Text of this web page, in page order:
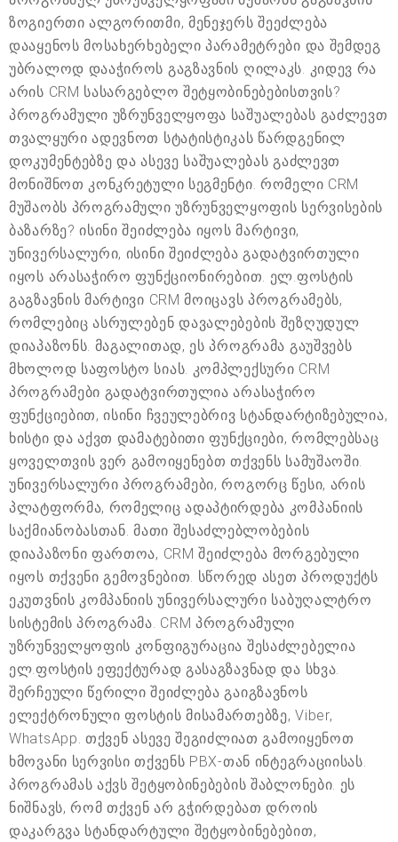
ზოგიერთი ალგორითმი, მენეჯერს შეეძლება
დააყენოს მოსახერხებელი პარამეტრები და შემდეგ
უბრალოდ დააჭიროს გაგზავნის ღილაკს. კიდევ რა
არის CRM სასარგებლო შეტყობინებებისთვის?
პროგრამული უზრუნველყოფა საშუალებას გაძლევთ
თვალყური ადევნოთ სტატისტიკას წარდგენილ
დოკუმენტებზე და ასევე საშუალებას გაძლევთ
მონიშნოთ კონკრეტული სეგმენტი. რომელი CRM
მუშაობს პროგრამული უზრუნველყოფის სერვისების
ბაზარზე? ისინი შეიძლება იყოს მარტივი,
უნივერსალური, ისინი შეიძლება გადატვირთული
იყოს არასაჭირო ფუნქციონირებით. ელ.ფოსტის
გაგზავნის მარტივი CRM მოიცავს პროგრამებს,
რომლებიც ასრულებენ დავალებების შეზღუდულ
დიაპაზონს. მაგალითად, ეს პროგრამა გაუშვებს
მხოლოდ საფოსტო სიას. კომპლექსური CRM
პროგრამები გადატვირთულია არასაჭირო
ფუნქციებით, ისინი ჩვეულებრივ სტანდარტიზებულია,
ხისტი და აქვთ დამატებითი ფუნქციები, რომლებსაც
ყოველთვის ვერ გამოიყენებთ თქვენს სამუშაოში.
უნივერსალური პროგრამები, როგორც წესი, არის
პლატფორმა, რომელიც ადაპტირდება კომპანიის
საქმიანობასთან. მათი შესაძლებლობების
დიაპაზონი ფართოა, CRM შეიძლება მორგებული
იყოს თქვენი გემოვნებით. სწორედ ასეთ პროდუქტს
ეკუთვნის კომპანიის უნივერსალური საბუღალტრო
სისტემის პროგრამა. CRM პროგრამული
უზრუნველყოფის კონფიგურაცია შესაძლებელია
ელ.ფოსტის ეფექტურად გასაგზავნად და სხვა.
შერჩეული წერილი შეიძლება გაიგზავნოს
ელექტრონული ფოსტის მისამართებზე, Viber,
WhatsApp. თქვენ ასევე შეგიძლიათ გამოიყენოთ
ხმოვანი სერვისი თქვენს PBX-თან ინტეგრაციისას.
პროგრამას აქვს შეტყობინებების შაბლონები. ეს
ნიშნავს, რომ თქვენ არ გჭირდებათ დროის
დაკარგვა სტანდარტული შეტყობინებებით,